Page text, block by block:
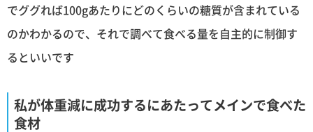
でググれば100gあたりにどのくらいの糖質が含まれている
のかわかるので、それで調べて食べる量を自主的に制御す
るといいです
私が体重減に成功するにあたってメインで食べた
食材